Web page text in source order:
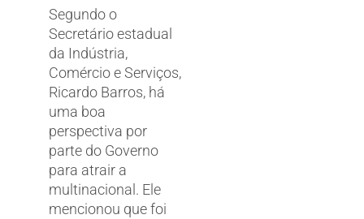
Segundo o
Secretário estadual
da Indústria,
Comércio e Serviços,
Ricardo Barros, há
uma boa
perspectiva por
parte do Governo
para atrair a
multinacional. Ele
mencionou que foi